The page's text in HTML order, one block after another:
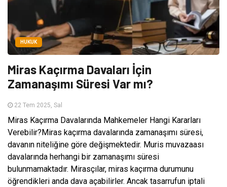
HUKUK
Miras Kaçırma Davaları İçin
Zamanaşımı Süresi Var mı?
22 Tem 2025, Sal
Miras Kaçırma Davalarında Mahkemeler Hangi Kararları
Verebilir?Miras kaçırma davalarında zamanaşımı süresi,
davanın niteliğine göre değişmektedir. Muris muvazaası
davalarında herhangi bir zamanaşımı süresi
bulunmamaktadır. Mirasçılar, miras kaçırma durumunu
öğrendikleri anda dava açabilirler. Ancak tasarrufun iptali